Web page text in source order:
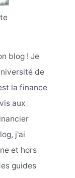
blog ! Je
de
la finance
aux
j'ai
et hors
guides